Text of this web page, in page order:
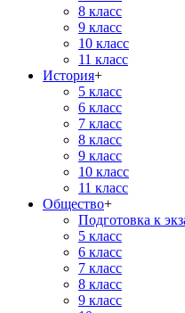
8 класс
9 класс
10 класс
11 класс
История+
5 класс
6 класс
7 класс
8 класс
9 класс
10 класс
11 класс
Общество+
Подготовка к
5 класс
6 класс
7 класс
8 класс
9 класс